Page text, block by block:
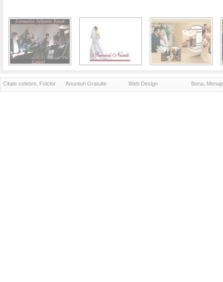
Citate celebre, Folclor Anunturi Gratuite Web Design Bona,